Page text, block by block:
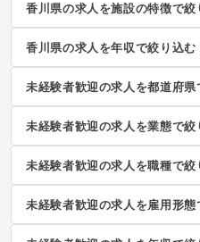
香川県の求人を施設の特徴で絞
香川県の求人を年収で絞り込む
未経験者歓迎の求人を都道府県
未経験者歓迎の求人を業態で絞
未経験者歓迎の求人を職種で絞
未経験者歓迎の求人を雇用形態